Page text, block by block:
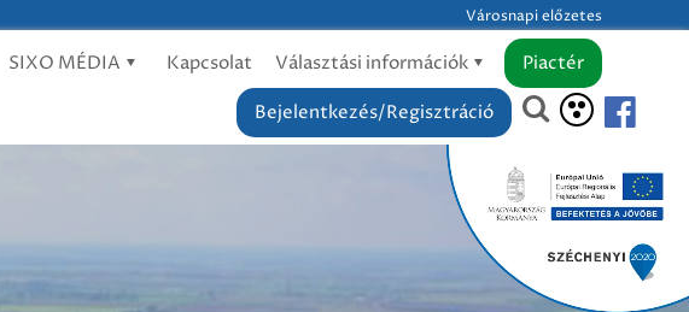
Városnapi előzetes
SIXO MÉDIA Kapcsolat Választási információk
Piactér
Bejelentkezés/Regisztráció